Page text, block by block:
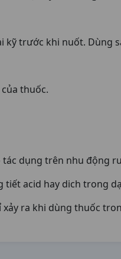
kỹ trước khi nuốt.
thuốc.
tác dụng trên nhu động
tiết acid hay dich trong
xảy ra khi dùng thuốc